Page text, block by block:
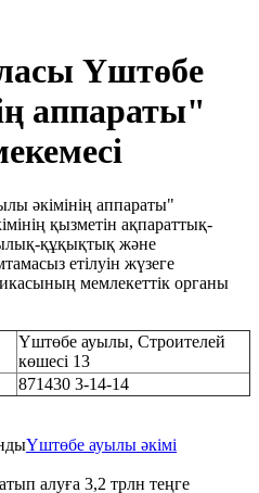
Үштөбе
аппараты"
әкімінің аппараты"
қызметін ақпараттық-
құқықтық және
етiлуiн жүзеге
мемлекеттік органы
Үштөбе ауылы, Строителей
көшесі 13
871430 3-14-14
Үштөбе ауылы әкімі